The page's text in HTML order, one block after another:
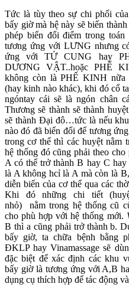
Tức là tùy theo sự chi phối
bấy giờ mà hệ này sẽ biến
phép biến đổi điểm trong
tương ứng với LƯNG nhưng
ứng với TỬ CUNG hay
DƯƠNG VẬT..hoặc PHẾ
không còn là PHẾ KINH
(hay kinh nào khác), khi đó cổ
ngóntay cái sẽ là ngón chân
Thương sẽ thành sẽ thành
sẽ thành Đại đô…tức là nếu
nào đó đã biến đổi để tương
trong cơ thể thì các huyệt nằm
hệ thống đó cũng phải theo
A có thể trở thành B hay C
là A không hcỉ là A mà còn là
diễn biến của cơ thể qua các
Khi đó những chi tiết
nhỏ) nằm trong hệ thống cũ
cho phù hợp với hệ thống mới.
B thì a cũng phải trở thành b.
bấy giờ, ta chữa bệnh bằng
ĐKLP hay Vinamassage sẽ
đặc biệt để xác định các khu
bấy giờ là tương ứng với A,B
dụng cụ thích hợp để tác động